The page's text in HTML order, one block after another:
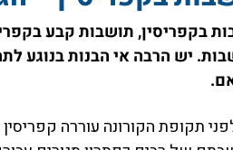
בקפריסין, תושבות קבע
תקופת הקורונה עוררה